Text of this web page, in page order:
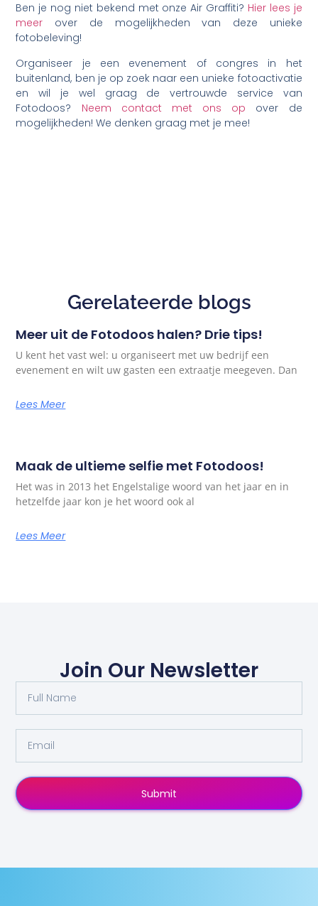
Ben je nog niet bekend met onze Air Graffiti? Hier lees je
meer over de mogelijkheden van deze unieke
fotobeleving!
Organiseer je een evenement of congres in het
buitenland, ben je op zoek naar een unieke fotoactivatie
en wil je wel graag de vertrouwde service van
Fotodoos? Neem contact met ons op over de
mogelijkheden! We denken graag met je mee!
Gerelateerde blogs
Meer uit de Fotodoos halen? Drie tips!
U kent het vast wel: u organiseert met uw bedrijf een
evenement en wilt uw gasten een extraatje meegeven. Dan
Lees Meer
Maak de ultieme selfie met Fotodoos!
Het was in 2013 het Engelstalige woord van het jaar en in
hetzelfde jaar kon je het woord ook al
Lees Meer
Join Our Newsletter
Submit